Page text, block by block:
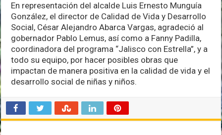
En representación del alcalde Luis Ernesto Munguía
González, el director de Calidad de Vida y Desarrollo
Social, César Alejandro Abarca Vargas, agradeció al
gobernador Pablo Lemus, así como a Fanny Padilla,
coordinadora del programa “Jalisco con Estrella”, y a
todo su equipo, por hacer posibles obras que
impactan de manera positiva en la calidad de vida y el
desarrollo social de niñas y niños.